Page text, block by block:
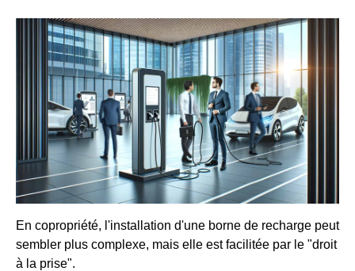
En copropriété, l'installation d'une borne de recharge peut
sembler plus complexe, mais elle est facilitée par le "droit
à la prise".